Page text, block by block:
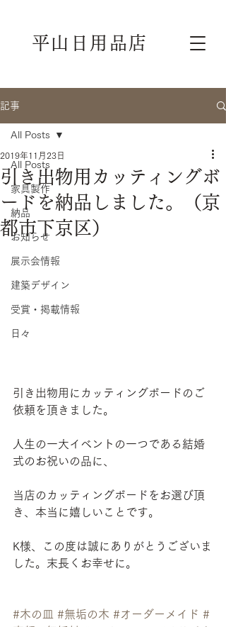
平山日用品店
記事
All Posts
家具製作
納品
お知らせ
展示会情報
建築デザイン
受賞・掲載情報
日々
All Posts
引き出物用カッティングボ
ードを納品しました。（京
都市下京区）
2019年11月23日
引き出物用にカッティングボードのご
依頼を頂きました。
人生の一大イベントの一つである結婚
式のお祝いの品に、
当店のカッティングボードをお選び頂
き、本当に嬉しいことです。
K様、この度は誠にありがとうございま
した。末長くお幸せに。
#木の皿 #無垢の木 #オーダーメイド #